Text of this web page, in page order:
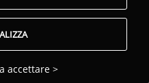
accettare >